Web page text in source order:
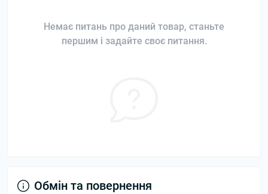
Немає питань про даний товар, станьте
першим і задайте своє питання.
Обмін та повернення